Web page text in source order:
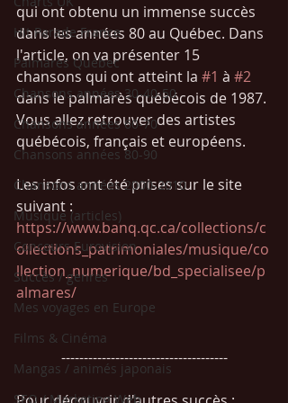
Hit Parade France
Palmarès Québec
Chansons années 30-40-50
Chansons années 60-70
Chansons années 80-90
Chansons années 2000-2010
Musique (articles)
Concours Eurovision
Succès / genres
Mes voyages en Europe
Films & Cinéma
Mangas / animés japonais
SEO / Marketing Web
qui ont obtenu un immense succès
dans les années 80 au Québec. Dans
l'article, on va présenter 15
chansons qui ont atteint la #1 à #2
dans le palmarès québécois de 1987.
Vous allez retrouver des artistes
québécois, français et européens.
Les infos ont été prises sur le site
suivant :
https://www.banq.qc.ca/collections/c
ollections_patrimoniales/musique/co
llection_numerique/bd_specialisee/p
almares/
-------------------------------------